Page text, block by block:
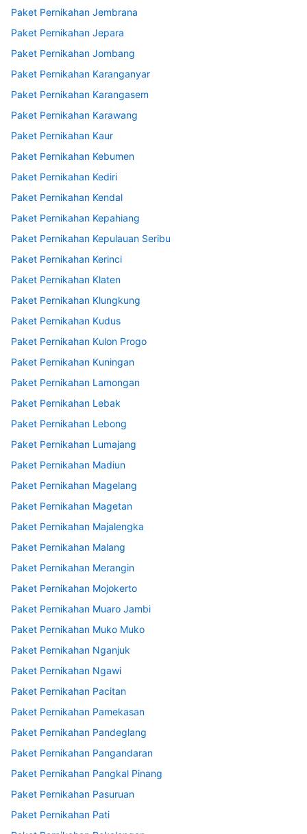
Paket Pernikahan Jembrana
Paket Pernikahan Jepara
Paket Pernikahan Jombang
Paket Pernikahan Karanganyar
Paket Pernikahan Karangasem
Paket Pernikahan Karawang
Paket Pernikahan Kaur
Paket Pernikahan Kebumen
Paket Pernikahan Kediri
Paket Pernikahan Kendal
Paket Pernikahan Kepahiang
Paket Pernikahan Kepulauan Seribu
Paket Pernikahan Kerinci
Paket Pernikahan Klaten
Paket Pernikahan Klungkung
Paket Pernikahan Kudus
Paket Pernikahan Kulon Progo
Paket Pernikahan Kuningan
Paket Pernikahan Lamongan
Paket Pernikahan Lebak
Paket Pernikahan Lebong
Paket Pernikahan Lumajang
Paket Pernikahan Madiun
Paket Pernikahan Magelang
Paket Pernikahan Magetan
Paket Pernikahan Majalengka
Paket Pernikahan Malang
Paket Pernikahan Merangin
Paket Pernikahan Mojokerto
Paket Pernikahan Muaro Jambi
Paket Pernikahan Muko Muko
Paket Pernikahan Nganjuk
Paket Pernikahan Ngawi
Paket Pernikahan Pacitan
Paket Pernikahan Pamekasan
Paket Pernikahan Pandeglang
Paket Pernikahan Pangandaran
Paket Pernikahan Pangkal Pinang
Paket Pernikahan Pasuruan
Paket Pernikahan Pati